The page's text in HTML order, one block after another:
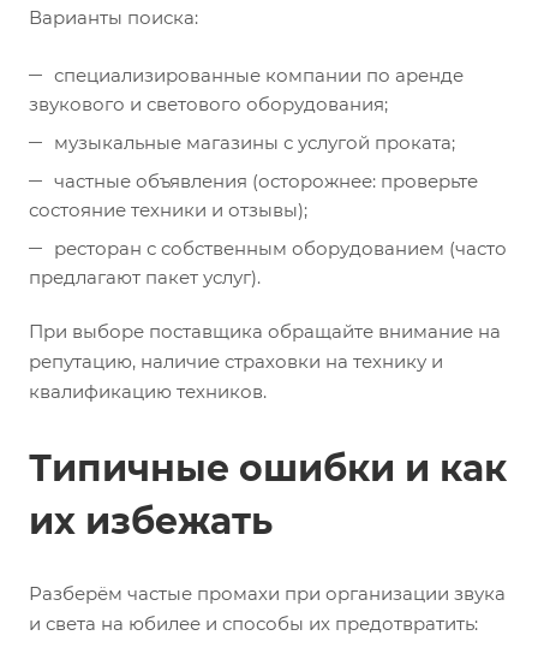
Варианты поиска:
специализированные компании по аренде
звукового и светового оборудования;
музыкальные магазины с услугой проката;
частные объявления (осторожнее: проверьте
состояние техники и отзывы);
ресторан с собственным оборудованием (часто
предлагают пакет услуг).
При выборе поставщика обращайте внимание на
репутацию, наличие страховки на технику и
квалификацию техников.
Типичные ошибки и как
их избежать
Разберём частые промахи при организации звука
и света на юбилее и способы их предотвратить: